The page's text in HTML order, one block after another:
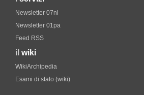
Newsletter 07nl
Newsletter 01pa
Feed RSS
il wiki
WikiArchipedia
Esami di stato (wiki)